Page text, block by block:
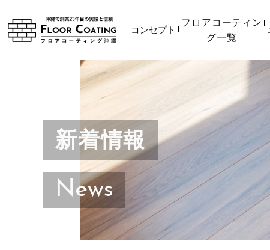
コンセプト
フロアコーティン
グ一覧
新着情報
News